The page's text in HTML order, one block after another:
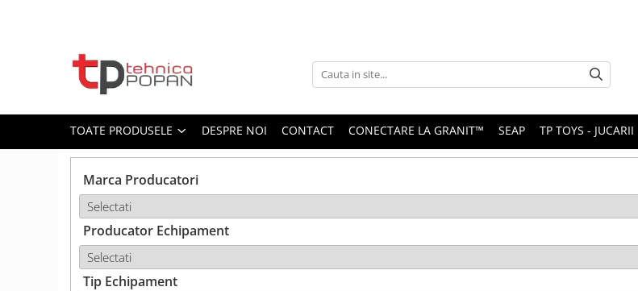
Toate Produsele
1.1. Cabina & Caroserie
1.1.2. Piese caroserie
1.1.3. Embleme & Abtibilduri
1.1.4. Climatizare si accesorii
TOATE PRODUSELE DESPRE NOI CONTACT CONECTARE LA GRANIT™ SEAP TP TOYS - JUCARII
Marca Producatori
Producator Echipament
Tip Echipament